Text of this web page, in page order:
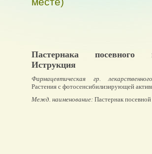
Пастернака
Иструкция
Фармацевтическая гр.
Растения с фотосенсибилизирующей
Межд. наименование: Пастернак посевной